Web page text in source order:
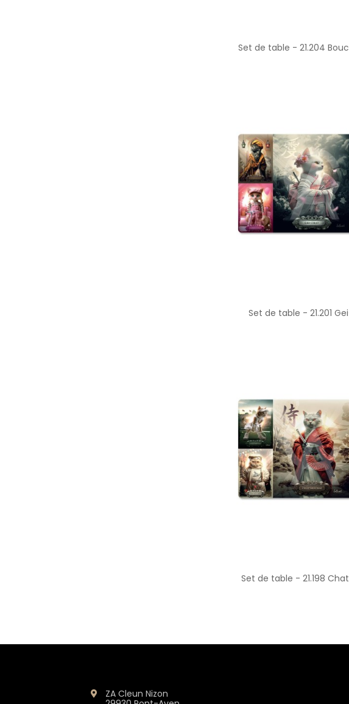
Set de table - 21.204
Set de table - 21.201
Set de table - 21.198
ZA Cleun Nizon